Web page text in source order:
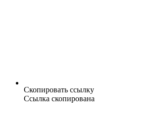
Скопировать ссылку
Ссылка скопирована